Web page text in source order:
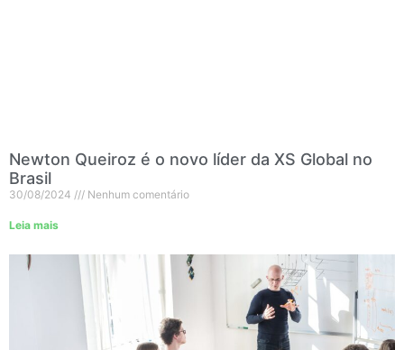
Newton Queiroz é o novo líder da XS Global no
Brasil
30/08/2024 Nenhum comentário
Leia mais